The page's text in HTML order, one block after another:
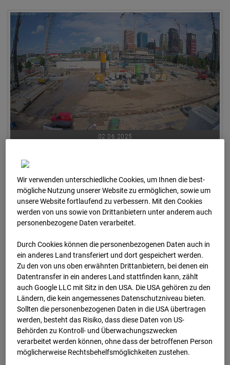
02.06.2025
03.06.2025
Wir verwenden unterschiedliche Cookies, um Ihnen die best­
mögliche Nutzung unserer Website zu ermöglichen, sowie um
unsere Website fortlaufend zu verbessern. Mit den Cookies
werden von uns sowie von Drittanbietern unter anderem auch
personenbezogene Daten verarbeitet.
Durch Cookies können die personenbezogenen Daten auch in
ein anderes Land transferiert und dort gespeichert werden.
Zu den von uns oben erwähnten Drittanbietern, bei denen ein
Datentransfer in ein anderes Land stattfinden kann, zählt
auch Google LLC mit Sitz in den USA. Die USA gehören zu den
Ländern, die kein angemessenes Datenschutzniveau bieten.
Sollten die personenbezogenen Daten in die USA übertragen
werden, besteht das Risiko, dass diese Daten von US-
Behörden zu Kontroll- und Überwachungszwecken
verarbeitet werden können, ohne dass der betroffenen Person
möglicherweise Rechtsbehelfsmöglichkeiten zustehen.